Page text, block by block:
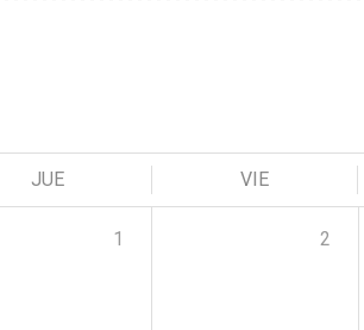
JUE VIE
1 2